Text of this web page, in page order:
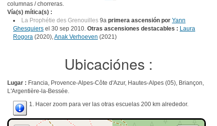
columnas / chorreras.
Vía(s) mítica(s) :
La Prophétie des Grenouilles 9a primera ascensión por Yann
Ghesquiers el 30 sep 2010. Otras ascensiones destacables : Laura
Rogora (2020),Anak Verhoeven (2021)
Ubicaciónes :
Lugar : Francia, Provence-Alpes-Côte d'Azur, Hautes-Alpes (05), Briançon,
L'Argentière-la-Bessée.
1. Hacer zoom para ver las otras escuelas 200 km alrededor.